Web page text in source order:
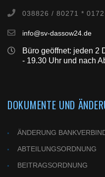
038826 / 80271 *
info@sv-dassow24.de
Büro geöffnet: jeden 2
- 19.30 Uhr und nach
DOKUMENTE UND
ÄNDERUNG
ABTEILUNGSORDNUNG
BEITRAGSORDNUNG